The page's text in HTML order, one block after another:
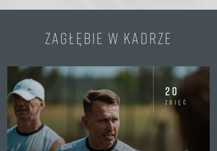
ZAGŁĘBIE W KADRZE
20
zdjęć